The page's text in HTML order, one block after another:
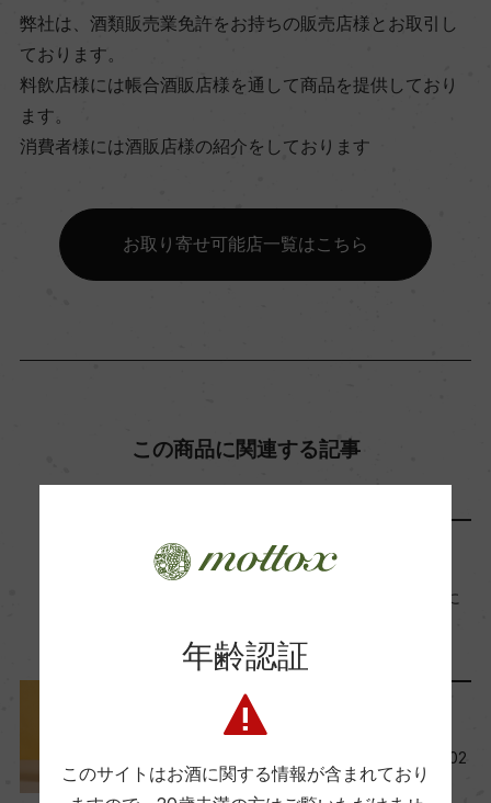
有機JAS認証
ー
醗酵：ステンレスタンク及びホーロータンク(天然
弊社は、酒類販売業免許をお持ちの販売店様とお取引し
ております。
料飲店様には帳合酒販店様を通して商品を提供しており
ます。
消費者様には酒販店様の紹介をしております
お取り寄せ可能店一覧はこちら
この商品に関連する記事
メディア・受賞情報
月刊『たる』2024年12月号に
2024年12月9日
今月の新商品ワイン一覧【202
4年11月】
年齢認証
このサイトはお酒に関する情報が含まれており